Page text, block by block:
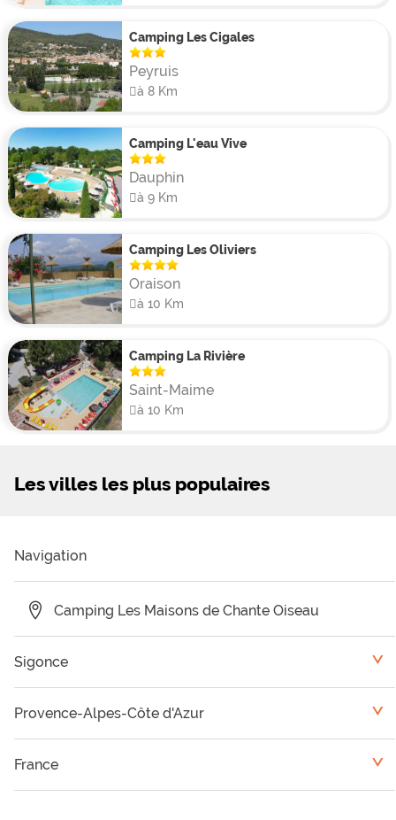
Camping Les Cigales
Peyruis
à 8 Km
Camping L'eau Vive
Dauphin
à 9 Km
Camping Les Oliviers
Oraison
à 10 Km
Camping La Rivière
Saint-Maime
à 10 Km
Les villes les plus populaires
Navigation
Camping Les Maisons de Chante Oiseau
Sigonce <
Provence-Alpes-Côte d'Azur <
France <